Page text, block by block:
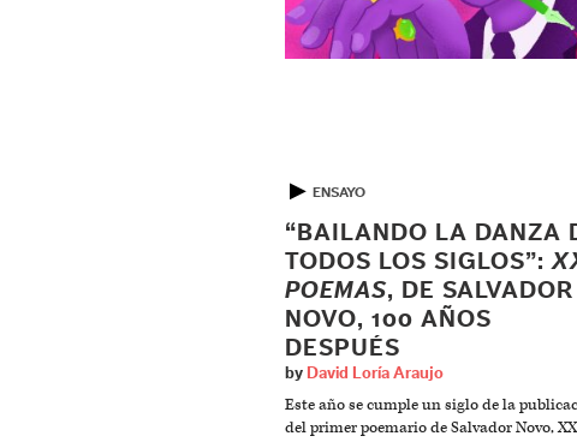
▶ ENSAYO
“BAILANDO LA DANZA
TODOS LOS SIGLOS”:
POEMAS, DE SALVADOR
NOVO, 100 AÑOS
DESPUÉS
by David Loría Araujo
Este año se cumple un siglo de la
del primer poemario de Salvador Novo, XX